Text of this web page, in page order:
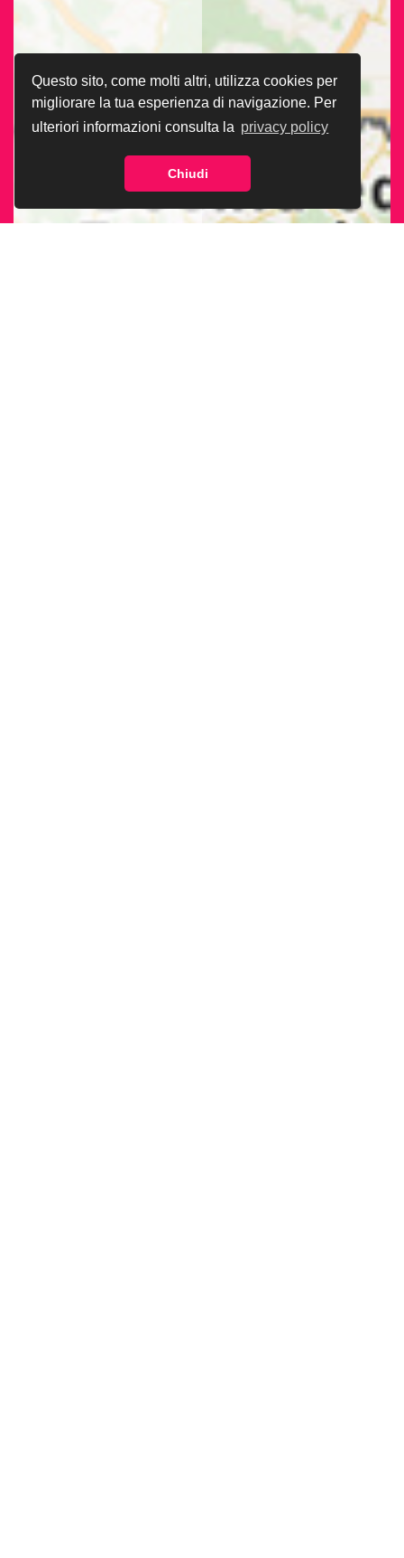
Questo sito, come molti altri, utilizza cookies per
migliorare la tua esperienza di navigazione. Per
ulteriori informazioni consulta la privacy policy
Chiudi